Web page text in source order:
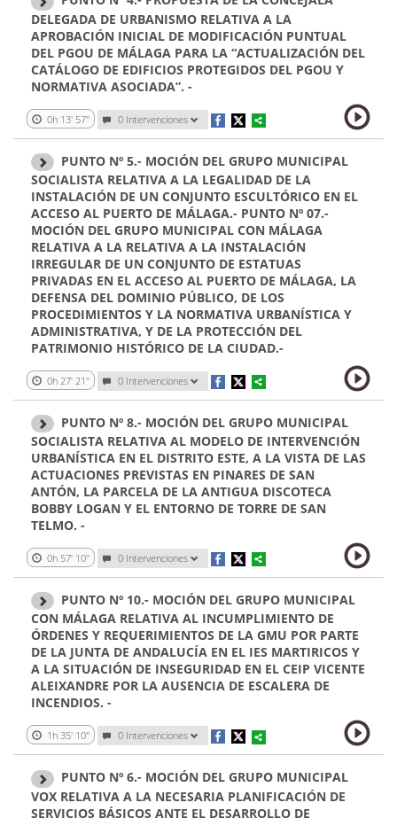
DELEGADA DE URBANISMO RELATIVA A LA
APROBACIÓN INICIAL DE MODIFICACIÓN PUNTUAL
DEL PGOU DE MÁLAGA PARA LA “ACTUALIZACIÓN DEL
CATÁLOGO DE EDIFICIOS PROTEGIDOS DEL PGOU Y
NORMATIVA ASOCIADA”. -
0h 13' 57'' 0 Intervenciones
PUNTO Nº 5.- MOCIÓN DEL GRUPO MUNICIPAL
SOCIALISTA RELATIVA A LA LEGALIDAD DE LA
INSTALACIÓN DE UN CONJUNTO ESCULTÓRICO EN EL
ACCESO AL PUERTO DE MÁLAGA.- PUNTO Nº 07.-
MOCIÓN DEL GRUPO MUNICIPAL CON MÁLAGA
RELATIVA A LA RELATIVA A LA INSTALACIÓN
IRREGULAR DE UN CONJUNTO DE ESTATUAS
PRIVADAS EN EL ACCESO AL PUERTO DE MÁLAGA, LA
DEFENSA DEL DOMINIO PÚBLICO, DE LOS
PROCEDIMIENTOS Y LA NORMATIVA URBANÍSTICA Y
ADMINISTRATIVA, Y DE LA PROTECCIÓN DEL
PATRIMONIO HISTÓRICO DE LA CIUDAD.-
0h 27' 21'' 0 Intervenciones
PUNTO Nº 8.- MOCIÓN DEL GRUPO MUNICIPAL
SOCIALISTA RELATIVA AL MODELO DE INTERVENCIÓN
URBANÍSTICA EN EL DISTRITO ESTE, A LA VISTA DE LAS
ACTUACIONES PREVISTAS EN PINARES DE SAN
ANTÓN, LA PARCELA DE LA ANTIGUA DISCOTECA
BOBBY LOGAN Y EL ENTORNO DE TORRE DE SAN
TELMO. -
0h 57' 10'' 0 Intervenciones
PUNTO Nº 10.- MOCIÓN DEL GRUPO MUNICIPAL
CON MÁLAGA RELATIVA AL INCUMPLIMIENTO DE
ÓRDENES Y REQUERIMIENTOS DE LA GMU POR PARTE
DE LA JUNTA DE ANDALUCÍA EN EL IES MARTIRICOS Y
A LA SITUACIÓN DE INSEGURIDAD EN EL CEIP VICENTE
ALEIXANDRE POR LA AUSENCIA DE ESCALERA DE
INCENDIOS. -
1h 35' 10'' 0 Intervenciones
PUNTO Nº 6.- MOCIÓN DEL GRUPO MUNICIPAL
VOX RELATIVA A LA NECESARIA PLANIFICACIÓN DE
SERVICIOS BÁSICOS ANTE EL DESARROLLO DE